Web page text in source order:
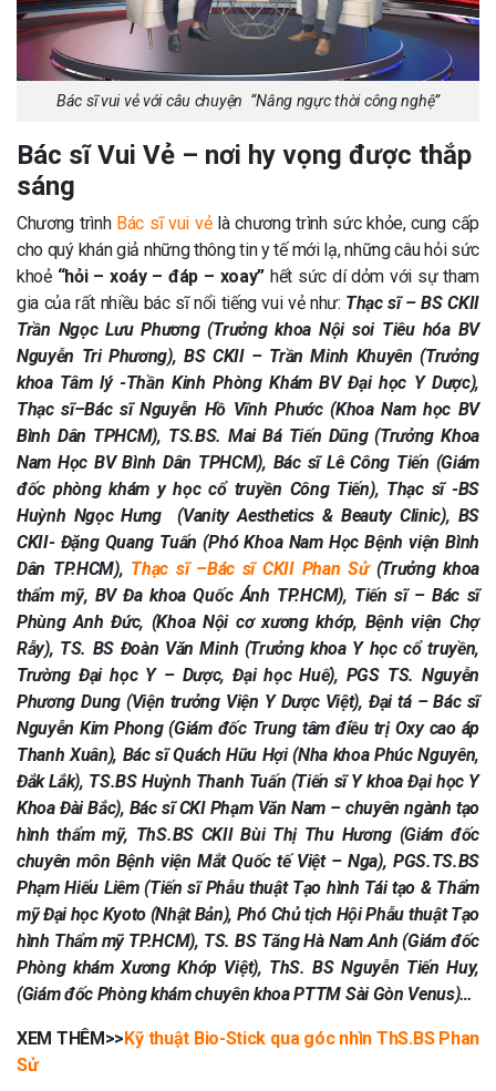
Bác sĩ vui vẻ với câu chuyện “Nâng ngực thời công nghệ”
Bác sĩ Vui Vẻ – nơi hy vọng được thắp
sáng
Chương trình Bác sĩ vui vẻlà chương trình sức khỏe, cung cấp
cho quý khán giả những thông tin y tế mới lạ, những câu hỏi sức
khoẻ “hỏi – xoáy – đáp – xoay” hết sức dí dỏm với sự tham
gia của rất nhiều bác sĩ nổi tiếng vui vẻ như: Thạc sĩ – BS CKII
Trần Ngọc Lưu Phương (Trưởng khoa Nội soi Tiêu hóa BV
Nguyễn Tri Phương), BS CKII – Trần Minh Khuyên (Trưởng
khoa Tâm lý -Thần Kinh Phòng Khám BV Đại học Y Dược),
Thạc sĩ–Bác sĩ Nguyễn Hồ Vĩnh Phước (Khoa Nam học BV
Bình Dân TPHCM), TS.BS. Mai Bá Tiến Dũng (Trưởng Khoa
Nam Học BV Bình Dân TPHCM), Bác sĩ Lê Công Tiến (Giám
đốc phòng khám y học cổ truyền Công Tiến), Thạc sĩ -BS
Huỳnh Ngọc Hưng (Vanity Aesthetics & Beauty Clinic), BS
CKII- Đặng Quang Tuấn (Phó Khoa Nam Học Bệnh viện Bình
Dân TP.HCM), Thạc sĩ –Bác sĩ CKII Phan Sử (Trưởng khoa
thẩm mỹ, BV Đa khoa Quốc Ánh TP.HCM), Tiến sĩ – Bác sĩ
Phùng Anh Đức, (Khoa Nội cơ xương khớp, Bệnh viện Chợ
Rẫy), TS. BS Đoàn Văn Minh (Trưởng khoa Y học cổ truyền,
Trường Đại học Y – Dược, Đại học Huế), PGS TS. Nguyễn
Phương Dung (Viện trưởng Viện Y Dược Việt), Đại tá – Bác sĩ
Nguyễn Kim Phong (Giám đốc Trung tâm điều trị Oxy cao áp
Thanh Xuân), Bác sĩ Quách Hữu Hợi (Nha khoa Phúc Nguyên,
Đắk Lắk), TS.BS Huỳnh Thanh Tuấn (Tiến sĩ Y khoa Đại học Y
Khoa Đài Bắc), Bác sĩ CKI Phạm Văn Nam – chuyên ngành tạo
hình thẩm mỹ, ThS.BS CKII Bùi Thị Thu Hương (Giám đốc
chuyên môn Bệnh viện Mắt Quốc tế Việt – Nga), PGS.TS.BS
Phạm Hiếu Liêm (Tiến sĩ Phẫu thuật Tạo hình Tái tạo & Thẩm
mỹ Đại học Kyoto (Nhật Bản), Phó Chủ tịch Hội Phẫu thuật Tạo
hình Thẩm mỹ TP.HCM), TS. BS Tăng Hà Nam Anh (Giám đốc
Phòng khám Xương Khớp Việt), ThS. BS Nguyễn Tiến Huy,
(Giám đốc Phòng khám chuyên khoa PTTM Sài Gòn Venus)…
XEM THÊM>>Kỹ thuật Bio-Stick qua góc nhìn ThS.BS Phan
Sử